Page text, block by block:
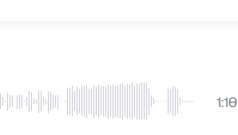
1:10